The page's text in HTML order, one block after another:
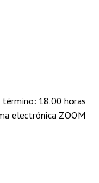
término: 18.00 horas
electrónica ZOOM